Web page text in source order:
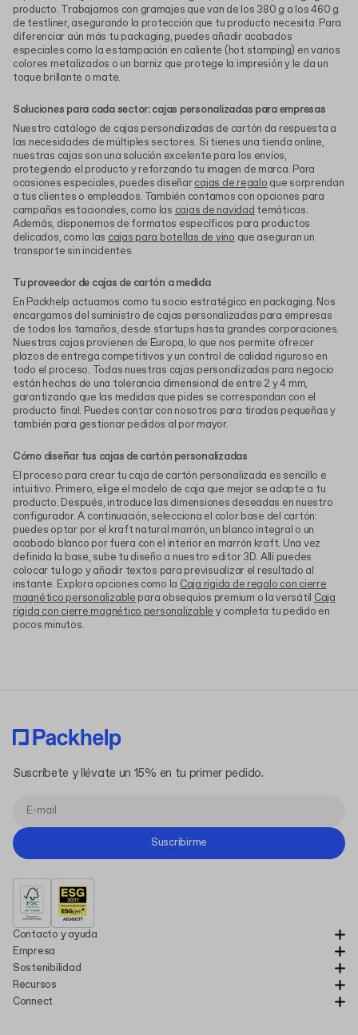
producto. Trabajamos con gramajes que van de los 380 g a los 460 g
de testliner, asegurando la protección que tu producto necesita. Para
diferenciar aún más tu packaging, puedes añadir acabados
especiales como la estampación en caliente (hot stamping) en varios
colores metalizados o un barniz que protege la impresión y le da un
toque brillante o mate.
Soluciones para cada sector: cajas personalizadas para empresas
Nuestro catálogo de cajas personalizadas de cartón da respuesta a
las necesidades de múltiples sectores. Si tienes una tienda online,
nuestras cajas son una solución excelente para los envíos,
protegiendo el producto y reforzando tu imagen de marca. Para
ocasiones especiales, puedes diseñarcajas de regalo que sorprendan
a tus clientes o empleados. También contamos con opciones para
campañas estacionales, como las cajas de navidad temáticas.
Además, disponemos de formatos específicos para productos
delicados, como las cajas para botellas de vino que aseguran un
transporte sin incidentes.
Tu proveedor de cajas de cartón a medida
En Packhelp actuamos como tu socio estratégico en packaging. Nos
encargamos del suministro de cajas personalizadas para empresas
de todos los tamaños, desde startups hasta grandes corporaciones.
Nuestras cajas provienen de Europa, lo que nos permite ofrecer
plazos de entrega competitivos y un control de calidad riguroso en
todo el proceso. Todas nuestras cajas personalizadas para negocio
están hechas de una tolerancia dimensional de entre 2 y 4 mm,
garantizando que las medidas que pides se correspondan con el
producto final. Puedes contar con nosotros para tiradas pequeñas y
también para gestionar pedidos al por mayor.
Cómo diseñar tus cajas de cartón personalizadas
El proceso para crear tu caja de cartón personalizada es sencillo e
intuitivo. Primero, elige el modelo de caja que mejor se adapte a tu
producto. Después, introduce las dimensiones deseadas en nuestro
configurador. A continuación, selecciona el color base del cartón:
puedes optar por el kraft natural marrón, un blanco integral o un
acabado blanco por fuera con el interior en marrón kraft. Una vez
definida la base, sube tu diseño a nuestro editor 3D. Allí puedes
colocar tu logo y añadir textos para previsualizar el resultado al
instante. Explora opciones como la Caja rígida de regalo con cierre
magnético personalizable para obsequios premium o la versátil Caja
rígida con cierre magnético personalizable y completa tu pedido en
pocos minutos.
Contacto y ayuda
Empresa
Sostenibilidad
Recursos
Connect
Suscríbete y llévate un 15% en tu primer pedido.
Suscribirme